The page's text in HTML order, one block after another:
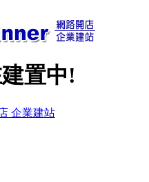
置中!
企業建站